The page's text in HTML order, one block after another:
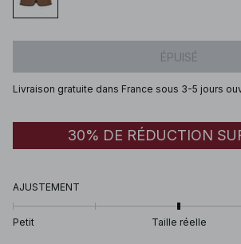
ÉPUISÉ
Livraison gratuite dans France sous 3-5 jours
30% DE RÉDUCTION
AJUSTEMENT
Petit Taille réelle